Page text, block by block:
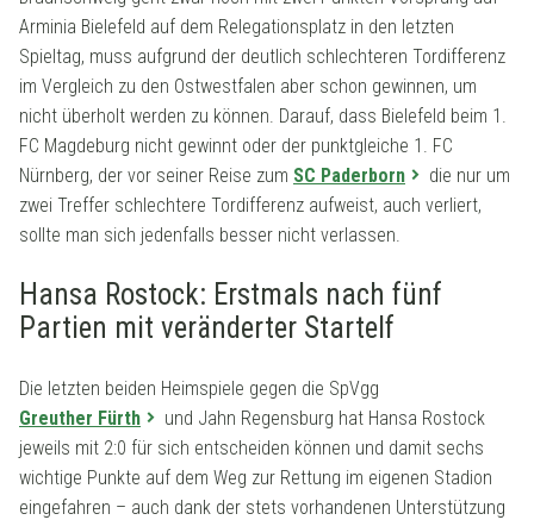
Arminia Bielefeld auf dem Relegationsplatz in den letzten
Spieltag, muss aufgrund der deutlich schlechteren Tordifferenz
im Vergleich zu den Ostwestfalen aber schon gewinnen, um
nicht überholt werden zu können. Darauf, dass Bielefeld beim 1.
FC Magdeburg nicht gewinnt oder der punktgleiche 1. FC
Nürnberg, der vor seiner Reise zum SC Paderborn
die nur um
zwei Treffer schlechtere Tordifferenz aufweist, auch verliert,
sollte man sich jedenfalls besser nicht verlassen.
Hansa Rostock: Erstmals nach fünf
Partien mit veränderter Startelf
Die letzten beiden Heimspiele gegen die SpVgg
Greuther Fürth
und Jahn Regensburg hat Hansa Rostock
jeweils mit 2:0 für sich entscheiden können und damit sechs
wichtige Punkte auf dem Weg zur Rettung im eigenen Stadion
eingefahren – auch dank der stets vorhandenen Unterstützung